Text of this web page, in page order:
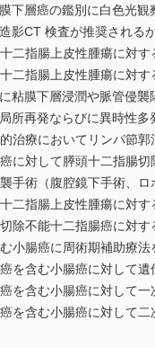
層癌の鑑別に白色光観
影CT 検査が推奨される
二指腸上皮性腫瘍に対す
二指腸上皮性腫瘍に対
膜下層浸潤や脈管侵
再発ならびに異時性
治療においてリンパ節郭
に対して膵頭十二指腸切
手術（腹腔鏡下手術、ロ
二指腸上皮性腫瘍に対す
不能十二指腸癌に対
小腸癌に周術期補助療法
を含む小腸癌に対して遺
を含む小腸癌に対して一
を含む小腸癌に対して二